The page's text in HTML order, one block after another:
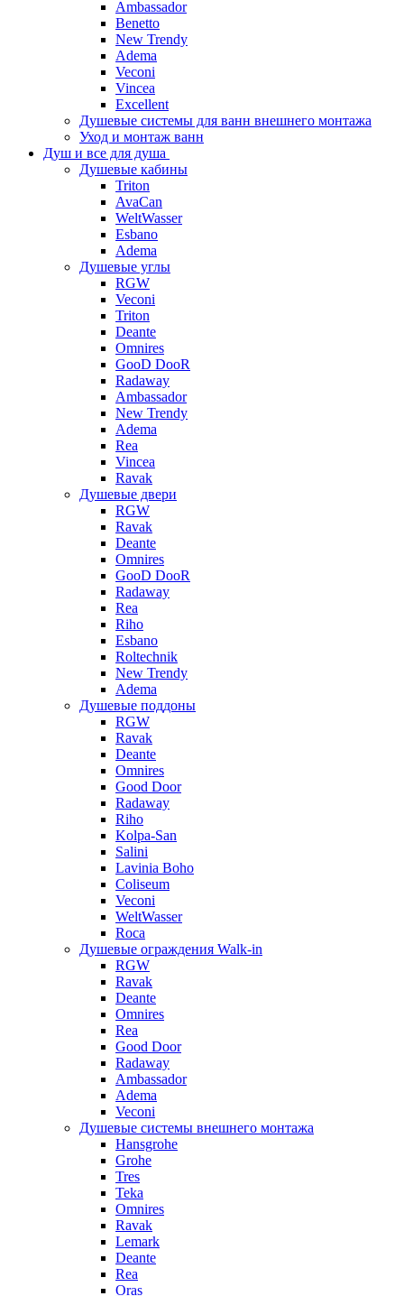
Ambassador
Benetto
New Trendy
Adema
Veconi
Vincea
Excellent
Душевые системы для ванн внешнего монтажа
Уход и монтаж ванн
Душ и все для душа
Душевые кабины
Triton
AvaCan
WeltWasser
Esbano
Adema
Душевые углы
RGW
Veconi
Triton
Deante
Omnires
GooD DooR
Radaway
Ambassador
New Trendy
Adema
Rea
Vincea
Ravak
Душевые двери
RGW
Ravak
Deante
Omnires
GooD DooR
Radaway
Rea
Riho
Esbano
Roltechnik
New Trendy
Adema
Душевые поддоны
RGW
Ravak
Deante
Omnires
Good Door
Radaway
Riho
Kolpa-San
Salini
Lavinia Boho
Coliseum
Veconi
WeltWasser
Roca
Душевые ограждения Walk-in
RGW
Ravak
Deante
Omnires
Rea
Good Door
Radaway
Ambassador
Adema
Veconi
Душевые системы внешнего монтажа
Hansgrohe
Grohe
Tres
Teka
Omnires
Ravak
Lemark
Deante
Rea
Oras